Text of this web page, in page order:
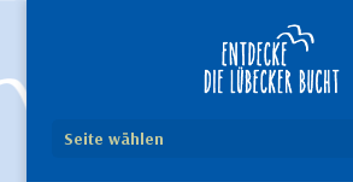
Seite wählen